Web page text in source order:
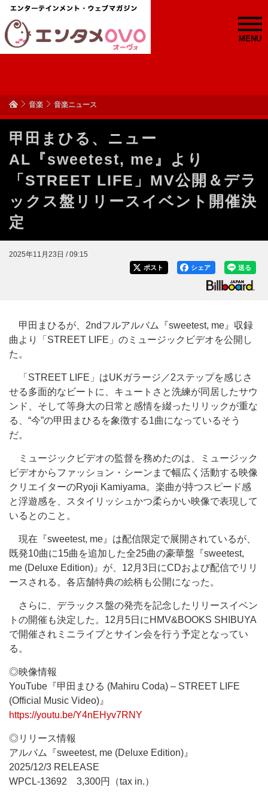
MENU
音楽 音楽ニュース
甲田まひる、ニュー
AL『sweetest, me』より
「STREET LIFE」MV公開＆デラ
ックス盤リリースイベント開催決
定
2025年11月23日 / 09:15
送る
シェア
ポスト
甲田まひるが、2ndフルアルバム『sweetest, me』収録
曲より「STREET LIFE」のミュージックビデオを公開し
た。
「STREET LIFE」はUKガラージ／2ステップを感じさ
せる多面的なビートに、キュートさと洗練が同居したサウ
ンド、そして等身大の日常と感情を綴ったリリックが重な
る、“今”の甲田まひるを象徴する1曲になっているそう
だ。
ミュージックビデオの監督を務めたのは、ミュージック
ビデオからファッション・シーンまで幅広く活動する映像
クリエイターのRyoji Kamiyama。楽曲が持つスピード感
と浮遊感を、スタイリッシュかつ柔らかい映像で表現して
いるとのこと。
現在『sweetest, me』は配信限定で展開されているが、
既発10曲に15曲を追加した全25曲の豪華盤『sweetest,
me (Deluxe Edition)』が、12月3日にCDおよび配信でリリ
ースされる。各店舗特典の絵柄も公開になった。
さらに、デラックス盤の発売を記念したリリースイベン
トの開催も決定した。12月5日にHMV&BOOKS SHIBUYA
で開催されミニライブとサイン会を行う予定となってい
る。
◎映像情報
YouTube『甲田まひる (Mahiru Coda) – STREET LIFE
(Official Music Video)』
https://youtu.be/Y4nEHyv7RNY
◎リリース情報
アルバム『sweetest, me (Deluxe Edition)』
2025/12/3 RELEASE
WPCL-13692 3,300円（tax in.）